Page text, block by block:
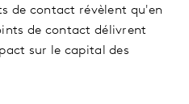
de contact révèlent qu'en
de contact délivrent
sur le capital des